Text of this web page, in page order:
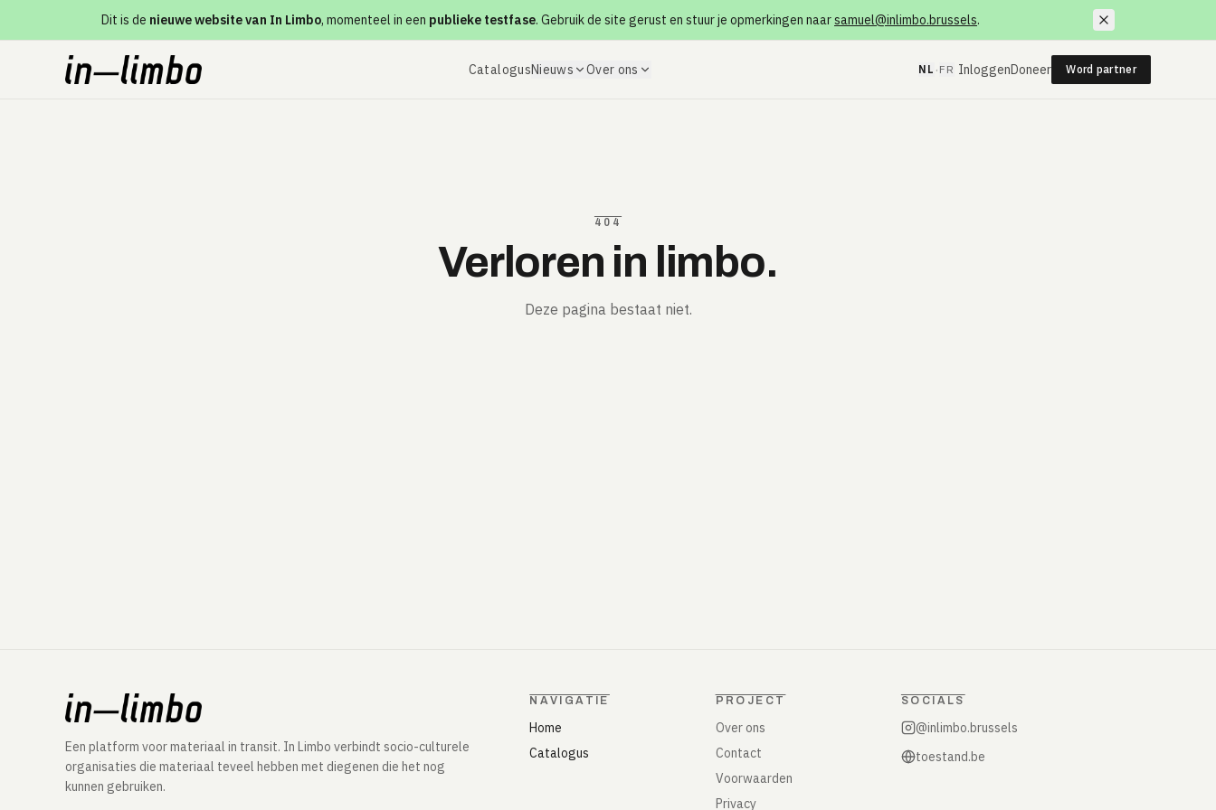
Dit is de nieuwe website van In Limbo, momenteel in een publieke testfase. Gebruik de site gerust en stuur je opmerkingen naarsamuel@inlimbo.brussels.
CatalogusNieuws Over ons NL · FR InloggenDoneer Word partner
404
Verloren in limbo.
Deze pagina bestaat niet.
Een platform voor materiaal in transit. In Limbo verbindt socio-culturele
organisaties die materiaal teveel hebben met diegenen die het nog
kunnen gebruiken.
NAVIGATIE
Home
Catalogus
PROJECT
Over ons
Contact
Voorwaarden
Privacy
SOCIALS
@inlimbo.brussels
toestand.be